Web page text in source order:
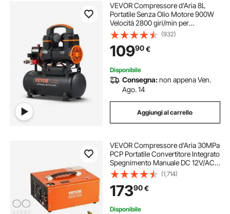
VEVOR Compressore d'Aria 8L
Portatile Senza Olio Motore 900W
Velocità 2800 giri/min per
Aerografo Inchiodatura,
Compressore d'Aria a Secco
Portatile Rumore 70dB 2 Silenziatori
Temperatura -50℃ - 40℃
(932)
10990€
Disponibile
Consegna:non appena Ven.
Ago. 14
Aggiungi al carrello
VEVOR Compressore d'Aria 30MPa
PCP Portatile Convertitore Integrato
Spegnimento Manuale DC 12V/AC
230V, Compressore d'Aria Portatile
ad Alta Pressione Senza Acqua
Senza Olio Portatile
(1,714)
17390€
Disponibile